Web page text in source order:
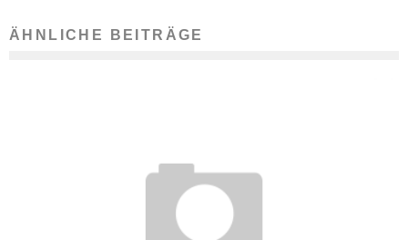
ÄHNLICHE BEITRÄGE